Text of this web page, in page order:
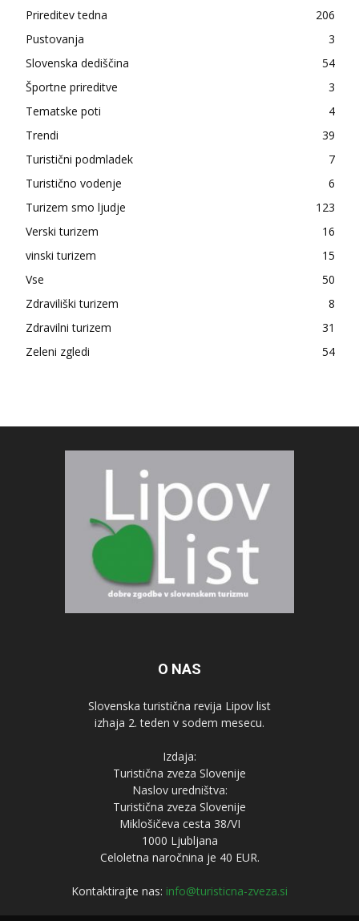
Prireditev tedna
206
Pustovanja
3
Slovenska dediščina
54
Športne prireditve
3
Tematske poti
4
Trendi
39
Turistični podmladek
7
Turistično vodenje
6
Turizem smo ljudje
123
Verski turizem
16
vinski turizem
15
Vse
50
Zdraviliški turizem
8
Zdravilni turizem
31
Zeleni zgledi
54
O NAS
Slovenska turistična revija Lipov list
izhaja 2. teden v sodem mesecu.
Izdaja:
Turistična zveza Slovenije
Naslov uredništva:
Turistična zveza Slovenije
Miklošičeva cesta 38/VI
1000 Ljubljana
Celoletna naročnina je 40 EUR.
Kontaktirajte nas: info@turisticna-zveza.si